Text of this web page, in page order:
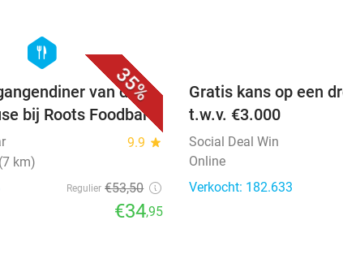
35%
hexagon
food
van de
bij Roots Foodbar
9.9 star
km)
Regulier €53,50
€34,95
Gratis kans op een
t.w.v. €3.000
Social Deal Win
Online
Verkocht: 182.633